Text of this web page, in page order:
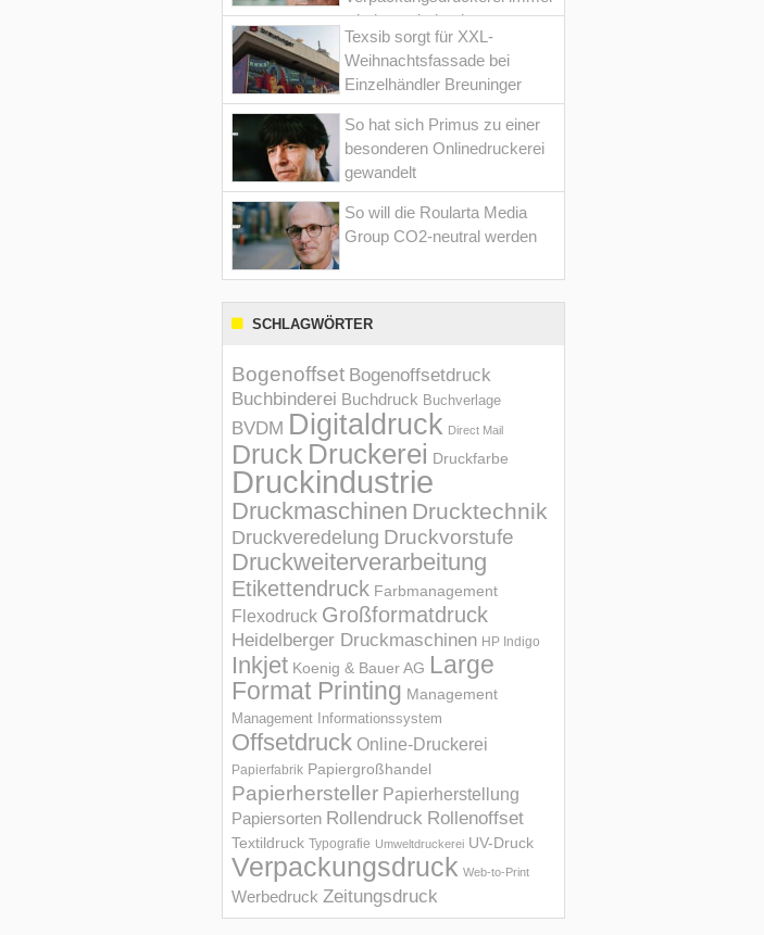
wieder optimiert hat
Texsib sorgt für XXL-
Weihnachtsfassade bei
Einzelhändler Breuninger
So hat sich Primus zu einer
besonderen Onlinedruckerei
gewandelt
So will die Roularta Media
Group CO2-neutral werden
SCHLAGWÖRTER
Bogenoffset Bogenoffsetdruck
Buchbinderei Buchdruck Buchverlage
BVDM Digitaldruck Direct Mail
Druck Druckerei Druckfarbe
Druckindustrie
Druckmaschinen Drucktechnik
Druckveredelung Druckvorstufe
Druckweiterverarbeitung
Etikettendruck Farbmanagement
Flexodruck Großformatdruck
Heidelberger Druckmaschinen HP Indigo
Inkjet Koenig & Bauer AG Large
Format Printing Management
Management Informations­system
Offsetdruck Online-Druckerei
Papierfabrik Papiergroßhandel
Papierhersteller Papierherstellung
Papiersorten Rollendruck Rollenoffset
Textildruck Typografie Umweltdruckerei UV-Druck
Verpackungsdruck Web-to-Print
Werbedruck Zeitungsdruck